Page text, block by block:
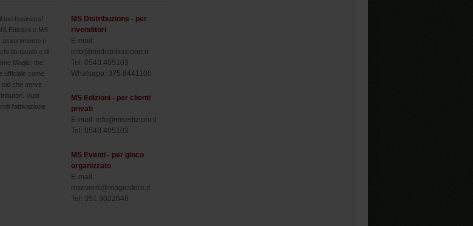
tuo business!
Edizioni e MS
assortimento e
da tavolo e di
Magic: the
ufficiale come
ciò che serve
Vuoi
l’attivazione
MS Distribuzione - per
rivenditori
E-mail:
info@msdistribuzione.it
Tel: 0543.405103
Whatsapp: 375.8441100
MS Edizioni - per clienti
privati
E-mail: info@msedizioni.it
Tel: 0543.405103
MS Eventi - per gioco
organizzato
E-mail:
mseventi@magicstore.it
Tel: 351.9022646